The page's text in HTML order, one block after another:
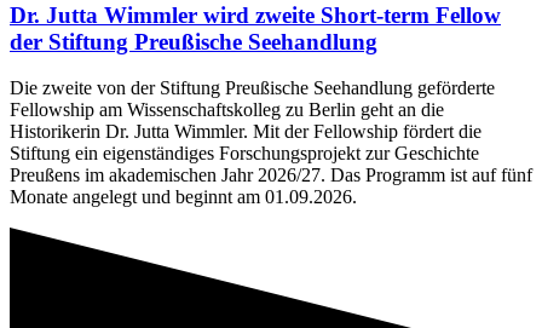
Dr. Jutta Wimmler wird zweite Short-term Fellow
der Stiftung Preußische Seehandlung
Die zweite von der Stiftung Preußische Seehandlung geförderte
Fellowship am Wissenschaftskolleg zu Berlin geht an die
Historikerin Dr. Jutta Wimmler. Mit der Fellowship fördert die
Stiftung ein eigenständiges Forschungsprojekt zur Geschichte
Preußens im akademischen Jahr 2026/27. Das Programm ist auf fünf
Monate angelegt und beginnt am 01.09.2026.